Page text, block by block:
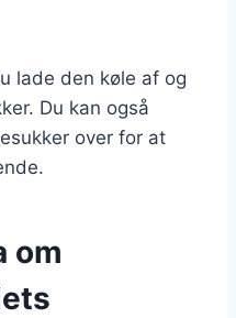
lade den køle af og
Du kan også
over for at
om